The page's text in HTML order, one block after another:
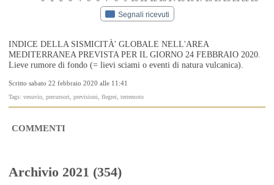
Segnali ricevuti
INDICE DELLA SISMICITÀ' GLOBALE NELL'AREA
MEDITERRANEA PREVISTA PER IL GIORNO 24 FEBBRAIO 2020.
Lieve rumore di fondo (= lievi sciami o eventi di natura vulcanica).
Scritto sabato 22 febbraio 2020 alle 11:41
Tags: vesuvio, precursori, previsioni, flegrei, terremoto
COMMENTI
Archivio 2021 (354)